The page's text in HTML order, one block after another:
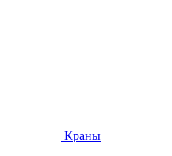
Краны